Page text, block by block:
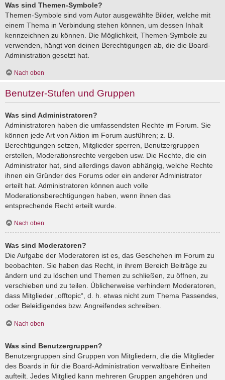
Was sind Themen-Symbole?
Themen-Symbole sind vom Autor ausgewählte Bilder, welche mit
einem Thema in Verbindung stehen können, um dessen Inhalt
kennzeichnen zu können. Die Möglichkeit, Themen-Symbole zu
verwenden, hängt von deinen Berechtigungen ab, die die Board-
Administration gesetzt hat.
Nach oben
Benutzer-Stufen und Gruppen
Was sind Administratoren?
Administratoren haben die umfassendsten Rechte im Forum. Sie
können jede Art von Aktion im Forum ausführen; z. B.
Berechtigungen setzen, Mitglieder sperren, Benutzergruppen
erstellen, Moderationsrechte vergeben usw. Die Rechte, die ein
Administrator hat, sind allerdings davon abhängig, welche Rechte
ihnen ein Gründer des Forums oder ein anderer Administrator
erteilt hat. Administratoren können auch volle
Moderationsberechtigungen haben, wenn ihnen das
entsprechende Recht erteilt wurde.
Nach oben
Was sind Moderatoren?
Die Aufgabe der Moderatoren ist es, das Geschehen im Forum zu
beobachten. Sie haben das Recht, in ihrem Bereich Beiträge zu
ändern und zu löschen und Themen zu schließen, zu öffnen, zu
verschieben und zu teilen. Üblicherweise verhindern Moderatoren,
dass Mitglieder „offtopic“, d. h. etwas nicht zum Thema Passendes,
oder Beleidigendes bzw. Angreifendes schreiben.
Nach oben
Was sind Benutzergruppen?
Benutzergruppen sind Gruppen von Mitgliedern, die die Mitglieder
des Boards in für die Board-Administration verwaltbare Einheiten
aufteilt. Jedes Mitglied kann mehreren Gruppen angehören und